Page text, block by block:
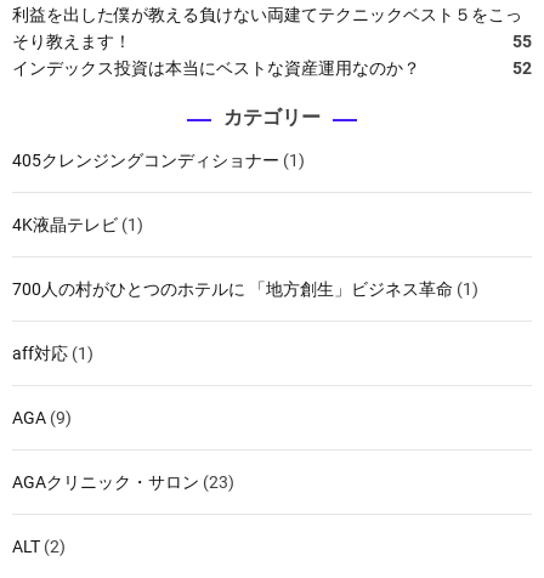
利益を出した僕が教える負けない両建てテクニックベスト５をこっ
そり教えます！
55
インデックス投資は本当にベストな資産運用なのか？
52
カテゴリー
405クレンジングコンディショナー (1)
4K液晶テレビ (1)
700人の村がひとつのホテルに 「地方創生」ビジネス革命 (1)
aff対応 (1)
AGA (9)
AGAクリニック・サロン (23)
ALT (2)